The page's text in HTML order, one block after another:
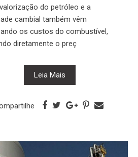
do petróleo e a
cambial também vêm
os custos do combustível,
diretamente o preç
Leia Mais